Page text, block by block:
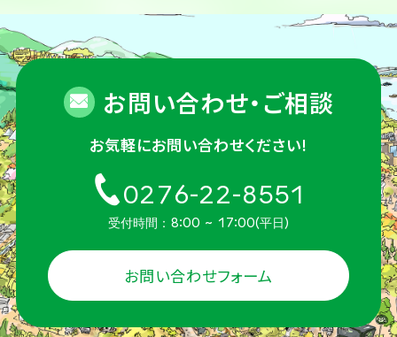
お問い合わせ・ご相談
お気軽にお問い合わせください!
0276-22-8551
受付時間：8:00 ~ 17:00(平日)
お問い合わせフォーム